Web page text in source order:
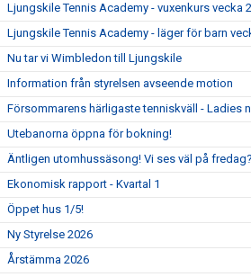
Ljungskile Tennis Academy - vuxenkurs vecka
Ljungskile Tennis Academy - läger för barn
Nu tar vi Wimbledon till Ljungskile
Information från styrelsen avseende motion
Försommarens härligaste tenniskväll - Ladies
Utebanorna öppna för bokning!
Äntligen utomhussäsong! Vi ses väl på fredag?
Ekonomisk rapport - Kvartal 1
Öppet hus 1/5!
Ny Styrelse 2026
Årstämma 2026